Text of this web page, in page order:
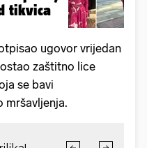
tikvica
ugovor vrijedan
zaštitno lice
se bavi
mršavljenja.